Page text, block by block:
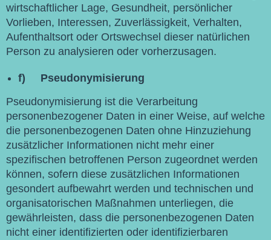
wirtschaftlicher Lage, Gesundheit, persönlicher
Vorlieben, Interessen, Zuverlässigkeit, Verhalten,
Aufenthaltsort oder Ortswechsel dieser natürlichen
Person zu analysieren oder vorherzusagen.
f) Pseudonymisierung
Pseudonymisierung ist die Verarbeitung
personenbezogener Daten in einer Weise, auf welche
die personenbezogenen Daten ohne Hinzuziehung
zusätzlicher Informationen nicht mehr einer
spezifischen betroffenen Person zugeordnet werden
können, sofern diese zusätzlichen Informationen
gesondert aufbewahrt werden und technischen und
organisatorischen Maßnahmen unterliegen, die
gewährleisten, dass die personenbezogenen Daten
nicht einer identifizierten oder identifizierbaren